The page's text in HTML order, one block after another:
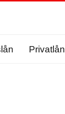
Privatlån